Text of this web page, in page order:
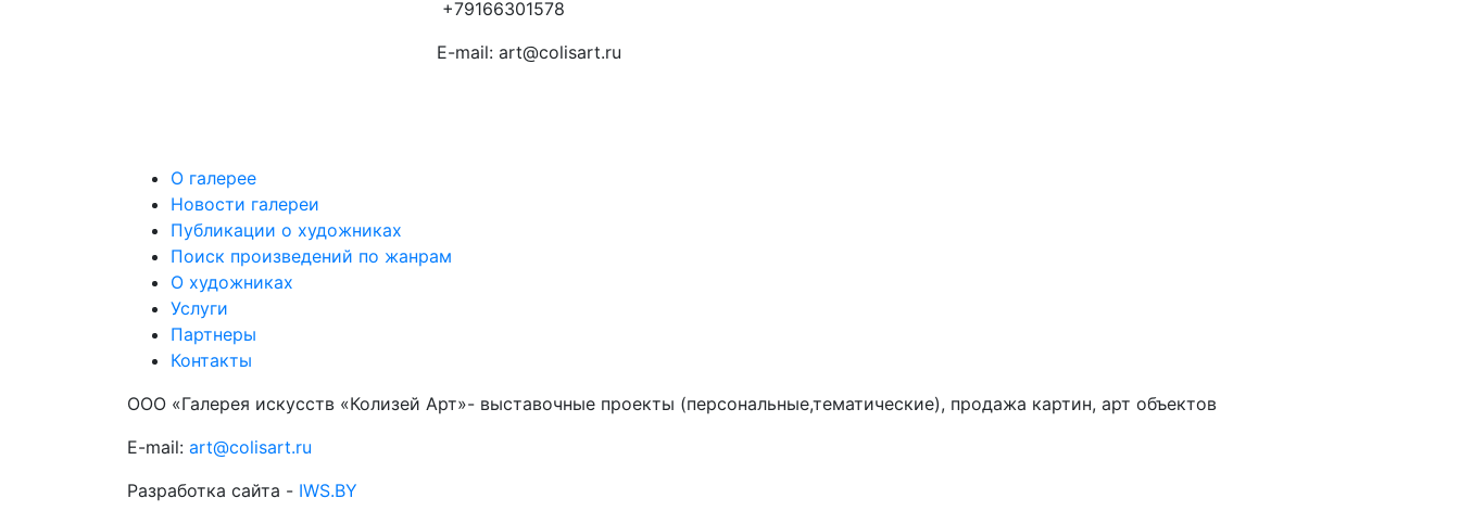
+79166301578
E-mail: art@colisart.ru
О галерее
Новости галереи
Публикации о художниках
Поиск произведений по жанрам
О художниках
Услуги
Партнеры
Контакты
ООО «Галерея искусств «Колизей Арт»- выставочные проекты (персональные,тематические), продажа картин, арт объектов
E-mail: art@colisart.ru
Разработка сайта - IWS.BY